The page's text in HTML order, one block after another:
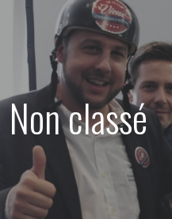
classé